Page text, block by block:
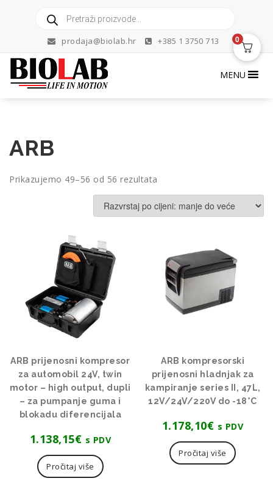
search
prodaja@biolab.hr +385 1 3750 713
MENU
ARB
Prikazujemo 49–56 od 56 rezultata
po
cijeni:
od
visoke
ARB prijenosni kompresor
za automobil 24V, twin
motor – high output, dupli
– za pumpanje guma i
blokadu diferencijala
1.138,15€ s PDV
Pročitaj više
ARB kompresorski
prijenosni hladnjak za
kampiranje series II, 47L,
12V/24V/220V do -18°C
1.178,10€ s PDV
Pročitaj više
0